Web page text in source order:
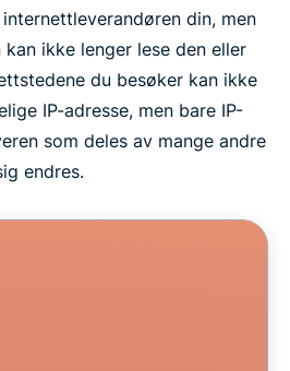
din, men
ikke lenger lese den eller
du besøker kan ikke
IP-adresse, men bare IP-
som deles av mange andre
endres.